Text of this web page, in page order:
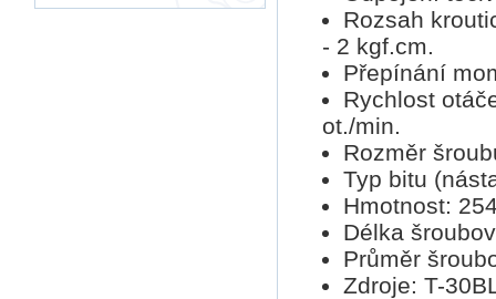
Rozsah
- 2 kgf.cm.
Přepínání
Rychlost
ot./min.
Rozměr
Typ bitu
Hmotnost:
Délka
Průměr
Zdroje: T-